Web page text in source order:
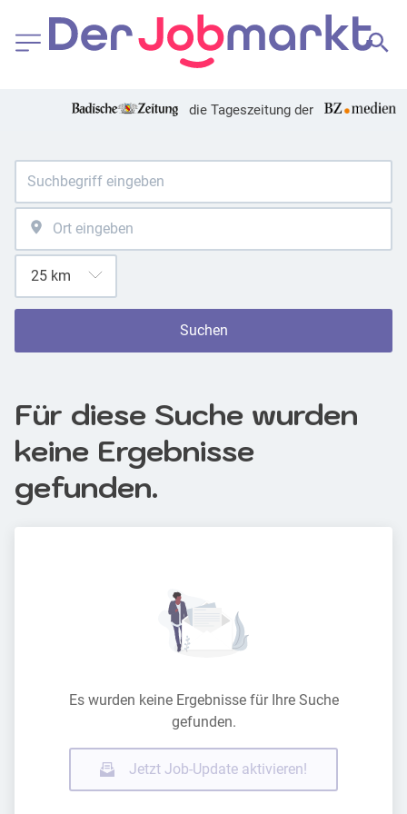
die Tageszeitung der
Suchen
Für diese Suche wurden
keine Ergebnisse
gefunden.
Es wurden keine Ergebnisse für Ihre Suche
gefunden.
Jetzt Job-Update aktivieren!